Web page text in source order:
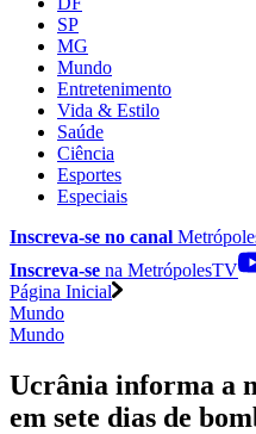
SP
MG
Mundo
Entretenimento
Vida & Estilo
Saúde
Ciência
Esportes
Especiais
Inscreva-se no canal
Inscreva-se na MetrópolesTV
Página Inicial
Mundo
Mundo
Ucrânia informa a
em sete dias de